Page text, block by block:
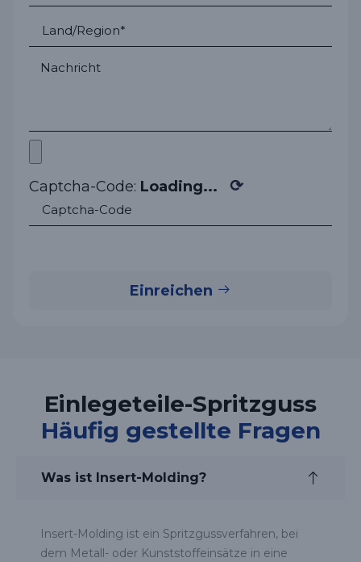
Captcha-Code: Loading... ⟳
Einreichen
Einlegeteile-Spritzguss
Häufig gestellte Fragen
Was ist Insert-Molding?
Insert-Molding ist ein Spritzgussverfahren, bei
dem Metall- oder Kunststoffeinsätze in eine